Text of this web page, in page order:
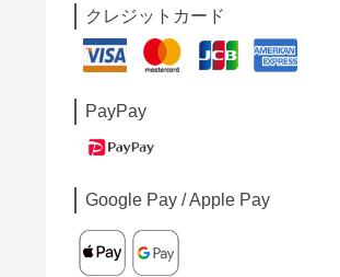
クレジットカード
PayPay
Google Pay / Apple Pay